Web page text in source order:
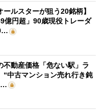
ールスターが狙う20銘柄】
億円超」90歳現役トレーダ
不動産価格「危ない駅」ラ
“中古マンション売れ行き鈍
…